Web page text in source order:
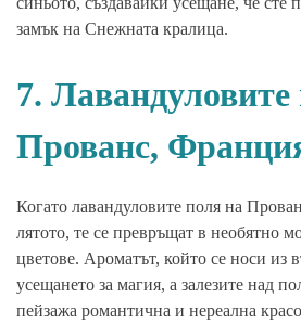
замък на Снежната кралица.
7. Лавандуловите
Прованс,
Когато лавандуловите поля на
лятото, те се превръщат в необятно
цветове. Ароматът, който се носи из
усещането за магия, а залезите над
пейзажа романтична и нереална